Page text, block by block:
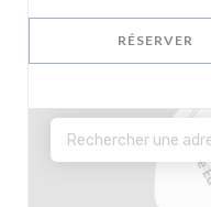
RÉSERVER